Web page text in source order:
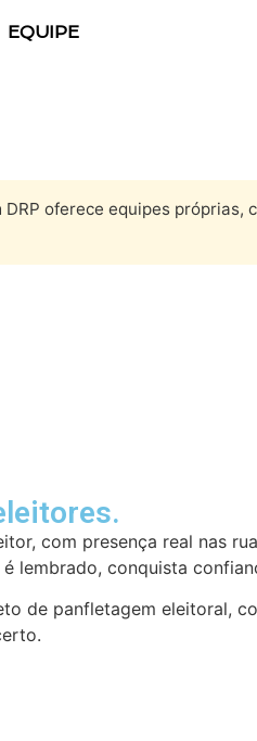
EQUIPE
oferece equipes próprias,
com presença real nas
lembrado, conquista
de panfletagem eleitoral,